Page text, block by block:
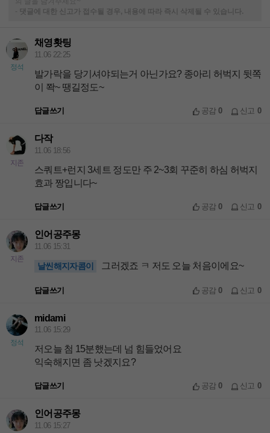
-
댓글에 대한 신고가 접수될 경우, 내용에 따라 즉시 삭제될 수 있습니다.
정석
채영홧팅
11.06 22:25
발가락을 당기셔야되는거 아닌가요? 종아리 허벅지 뒷쪽
이 쫙~ 땡길정도~
답글쓰기 공감0 신고 0
지존
다작
11.06 18:56
스쿼트+런지 3세트 정도만 주 2~3회 꾸준히 하심 허벅지
효과 짱입니다~
답글쓰기 공감0 신고 0
지존
인어공주몽
11.06 15:31
날씬해지자콤이 그러겠죠 ㅋ 저도 오늘 처음이에요~
답글쓰기 공감0 신고 0
정석
midami
11.06 15:29
저오늘 첨 15분했는데 넘 힘들었어요
익숙해지면 좀 낫겠지요?
답글쓰기 공감0 신고 0
인어공주몽
11.06 15:27